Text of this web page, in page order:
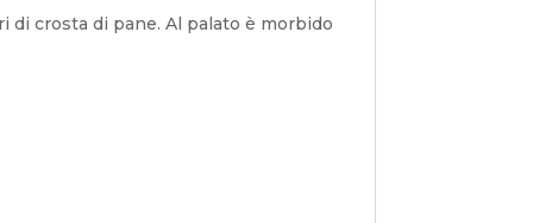
di crosta di pane. Al palato è morbido